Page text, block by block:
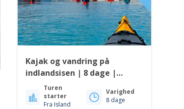
Kajak og vandring på
indlandsisen | 8 dage |
Sydgrønland
Turen
starter
Fra Island
Varighed
8 dage